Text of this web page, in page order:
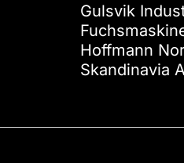
Gulsvik
Hoffmann
Skandinavia